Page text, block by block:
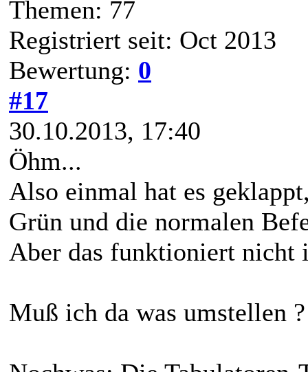
Themen: 77
Registriert seit: Oct 2013
Bewertung: 0
#17
30.10.2013, 17:40
Öhm...
Also einmal hat es
Grün und die normalen
Aber das funktioniert nicht
Muß ich da was umstellen ?